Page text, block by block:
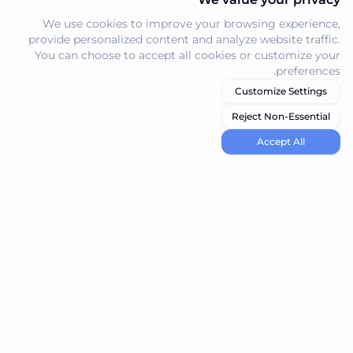
We use cookies to improve your browsing experience,
provide personalized content and analyze website traffic.
You can choose to accept all cookies or customize your
preferences.
Customize Settings
Reject Non-Essential
Accept All